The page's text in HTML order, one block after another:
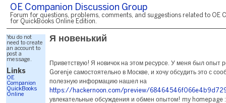
OE Companion Discussion Group
Forum for questions, problems, comments, and suggestions related to OE
for QuickBooks Online Edition.
You do not
need to create
an account to
post a
message.
Links
OE
Companion
QuickBooks
Online
Я новенький
Приветствую! Я новичок на этом ресурсе. У меня был опыт
Gorenje самостоятельно в Москве, и хочу обсудить это с
полезную информацию нашел на
https://hackernoon.com/preview/
увлекательные обсуждения и обмен опытом! my homepage